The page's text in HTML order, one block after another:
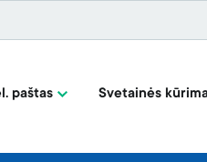
paštas Svetainės